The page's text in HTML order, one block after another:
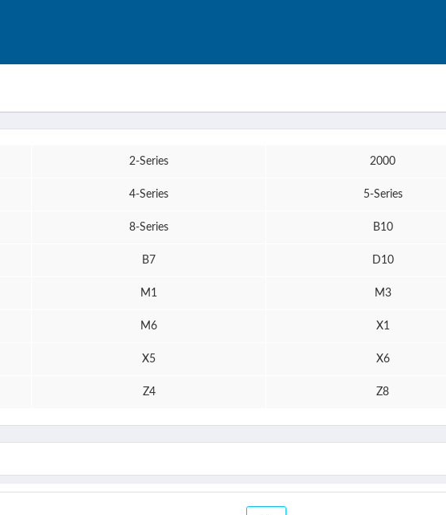
2-Series 2000
4-Series 5-Series
8-Series B10
B7 D10
M1 M3
M6 X1
X5 X6
Z4 Z8